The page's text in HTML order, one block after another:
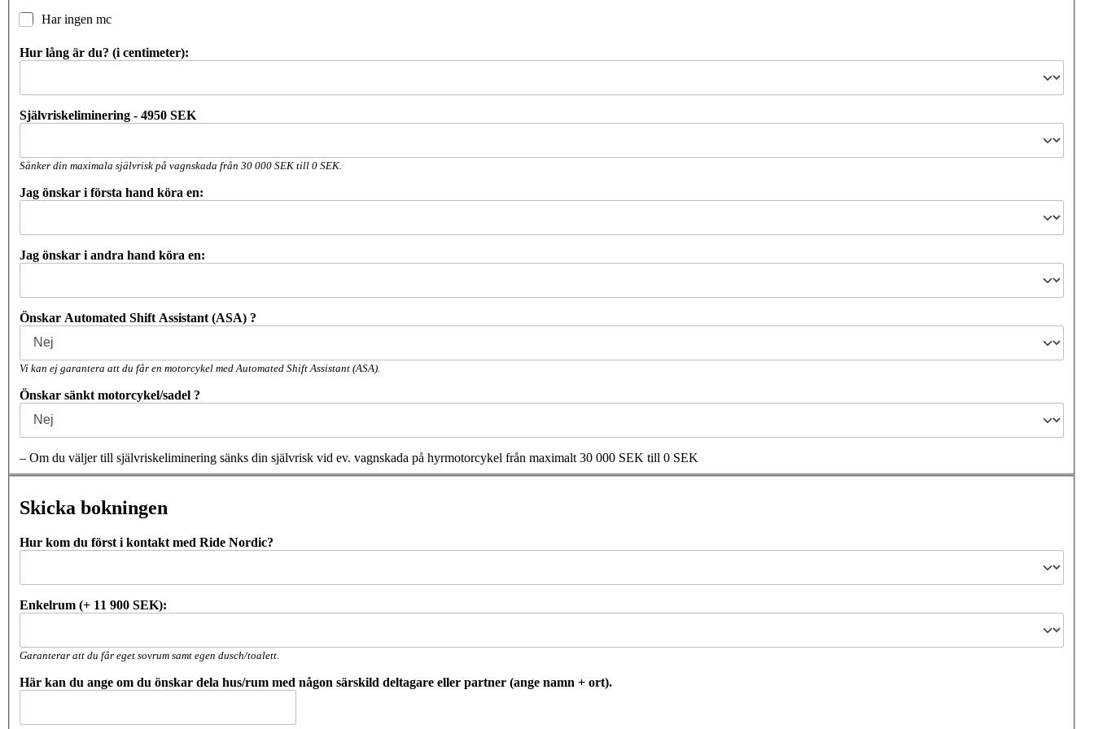
Har ingen mc
Hur lång är du? (i centimeter):
Självriskeliminering - 4950 SEK
Sänker din maximala självrisk på vagnskada från 30 000 SEK till 0 SEK.
Jag önskar i första hand köra en:
Jag önskar i andra hand köra en:
Önskar Automated Shift Assistant (ASA) ?
Vi kan ej garantera att du får en motorcykel med Automated Shift Assistant (ASA).
Önskar sänkt motorcykel/sadel ?
– Om du väljer till självriskeliminering sänks din självrisk vid ev. vagnskada på hyrmotorcykel från maximalt 30 000 SEK till 0 SEK
Skicka bokningen
Hur kom du först i kontakt med Ride Nordic?
Enkelrum (+ 11 900 SEK):
Garanterar att du får eget sovrum samt egen dusch/toalett.
Här kan du ange om du önskar dela hus/rum med någon särskild deltagare eller partner (ange namn + ort).